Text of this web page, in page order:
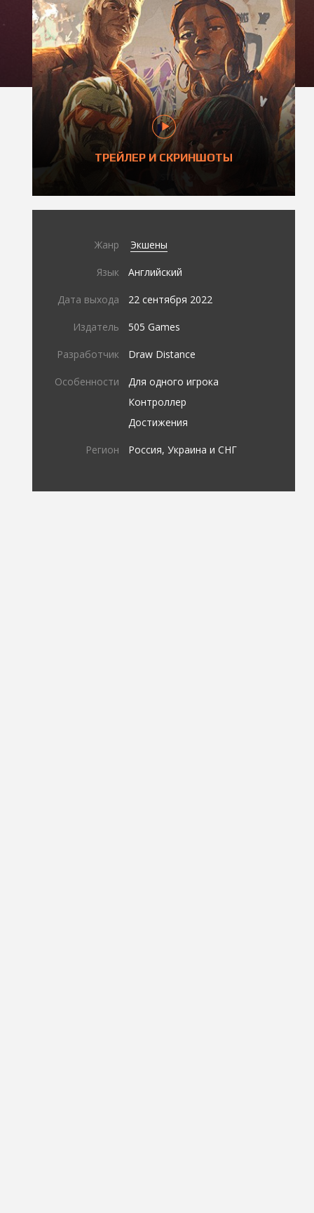
ТРЕЙЛЕР И СКРИНШОТЫ
Жанр Экшены
Язык Английский
Дата выхода 22 сентября 2022
Издатель 505 Games
Разработчик Draw Distance
Особенности
Для одного игрока
Контроллер
Достижения
Регион Россия, Украина и СНГ